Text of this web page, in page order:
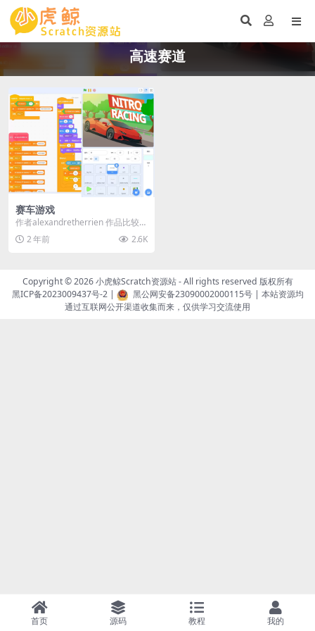
高速赛道
赛车游戏
作者alexandretherrien 作品比较
大，耐心等待加载… ...
2 年前 2.6K
Copyright © 2026小虎鲸Scratch资源站- All rights reserved 版权所有
黑ICP备2023009437号-2| 黑公网安备23090002000115号| 本站资源均
通过互联网公开渠道收集而来，仅供学习交流使用
首页 源码 教程 我的